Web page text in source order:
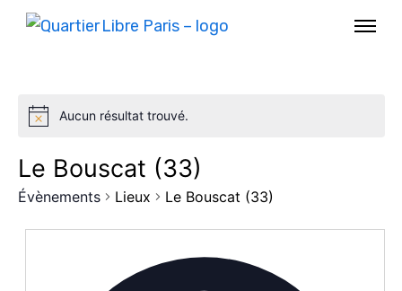
Aucun résultat trouvé.
Le Bouscat (33)
Évènements Lieux Le Bouscat (33)